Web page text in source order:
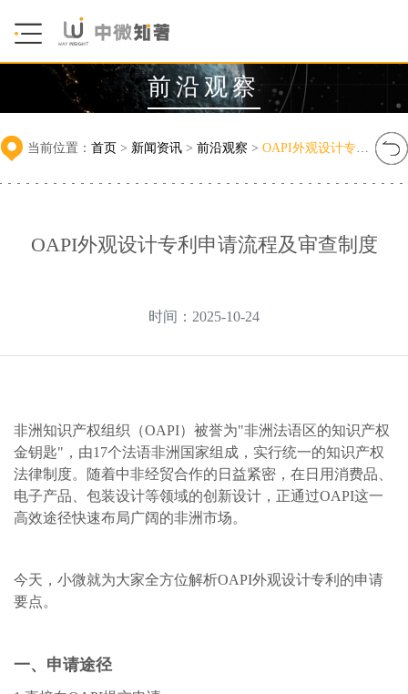
前沿观察
当前位置： 首页 > 新闻资讯 > 前沿观察 > OAPI外观设计专利申请流程及审查制度
OAPI外观设计专利申请流程及审查制度
时间：2025-10-24
非洲知识产权组织（OAPI）被誉为"非洲法语区的知识产权
金钥匙"，由17个法语非洲国家组成，实行统一的知识产权
法律制度。随着中非经贸合作的日益紧密，在日用消费品、
电子产品、包装设计等领域的创新设计，正通过OAPI这一
高效途径快速布局广阔的非洲市场。
今天，小微就为大家全方位解析OAPI外观设计专利的申请
要点。
一、申请途径